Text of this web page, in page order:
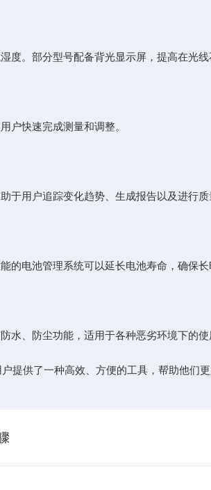
。部分型号配备背光显示屏，提高在光线
快速完成测量和调整。
用户追踪变化趋势、生成报告以及进行质
电池管理系统可以延长电池寿命，确保长
、防尘功能，适用于各种恶劣环境下的使
供了一种高效、方便的工具，帮助他们更